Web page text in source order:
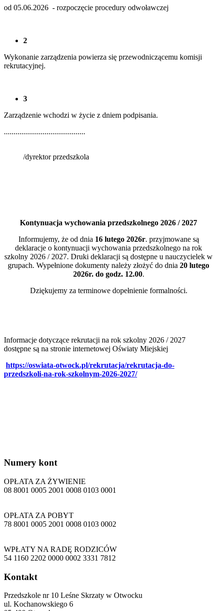
od 05.06.2026 - rozpoczęcie procedury odwoławczej
2
Wykonanie zarządzenia powierza się przewodniczącemu komisji
rekrutacyjnej.
3
Zarządzenie wchodzi w życie z dniem podpisania.
..........................................
/dyrektor przedszkola
Kontynuacja wychowania przedszkolnego 2026 / 2027
Informujemy, że od dnia 16 lutego 2026r. przyjmowane są
deklaracje o kontynuacji wychowania przedszkolnego na rok
szkolny 2026 / 2027. Druki deklaracji są dostępne u nauczycielek w
grupach. Wypełnione dokumenty należy złożyć do dnia 20 lutego
2026r. do godz. 12.00.
Dziękujemy za terminowe dopełnienie formalności.
Informacje dotyczące rekrutacji na rok szkolny 2026 / 2027
dostępne są na stronie internetowej Oświaty Miejskiej
https://oswiata-otwock.pl/rekrutacja/rekrutacja-do-
przedszkoli-na-rok-szkolnym-2026-2027/
Numery kont
OPŁATA ZA ŻYWIENIE
08 8001 0005 2001 0008 0103 0001
OPŁATA ZA POBYT
78 8001 0005 2001 0008 0103 0002
WPŁATY NA RADĘ RODZICÓW
54 1160 2202 0000 0002 3331 7812
Kontakt
Przedszkole nr 10 Leśne Skrzaty w Otwocku
ul. Kochanowskiego 6